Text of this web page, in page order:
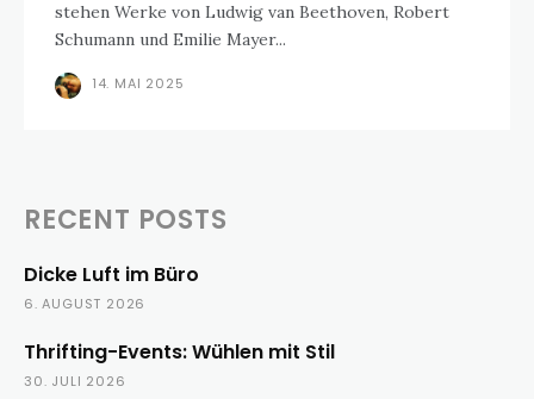
stehen Werke von Ludwig van Beethoven, Robert
Schumann und Emilie Mayer...
14. MAI 2025
RECENT POSTS
Dicke Luft im Büro
6. AUGUST 2026
Thrifting-Events: Wühlen mit Stil
30. JULI 2026